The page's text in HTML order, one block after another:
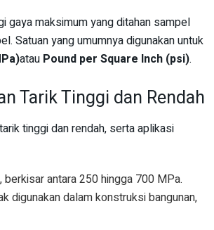
gaya maksimum yang ditahan sampel
Satuan yang umumnya digunakan untuk
atau Pound per Square Inch (psi).
Tarik Tinggi dan Rendah
tinggi dan rendah, serta aplikasi
antara 250 hingga 700 MPa.
digunakan dalam konstruksi bangunan,